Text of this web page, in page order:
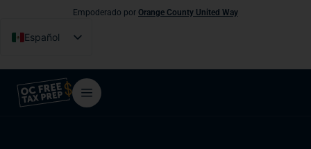
Empoderado por Orange County United Way
Español
Tiếng Việt
فارسی